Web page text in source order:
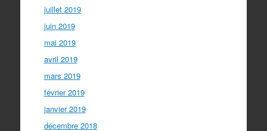
juillet 2019
juin 2019
mai 2019
avril 2019
mars 2019
février 2019
janvier 2019
décembre 2018